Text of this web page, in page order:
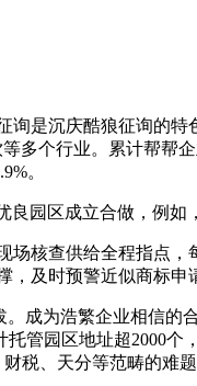
询是沉庆酷狼征询的
多个行业。累计帮帮
。
区成立合做，例如
核查供给全程指点，
及时预警近似商标申
为浩繁企业相信的
管园区地址超2000
税、天分等范畴的难